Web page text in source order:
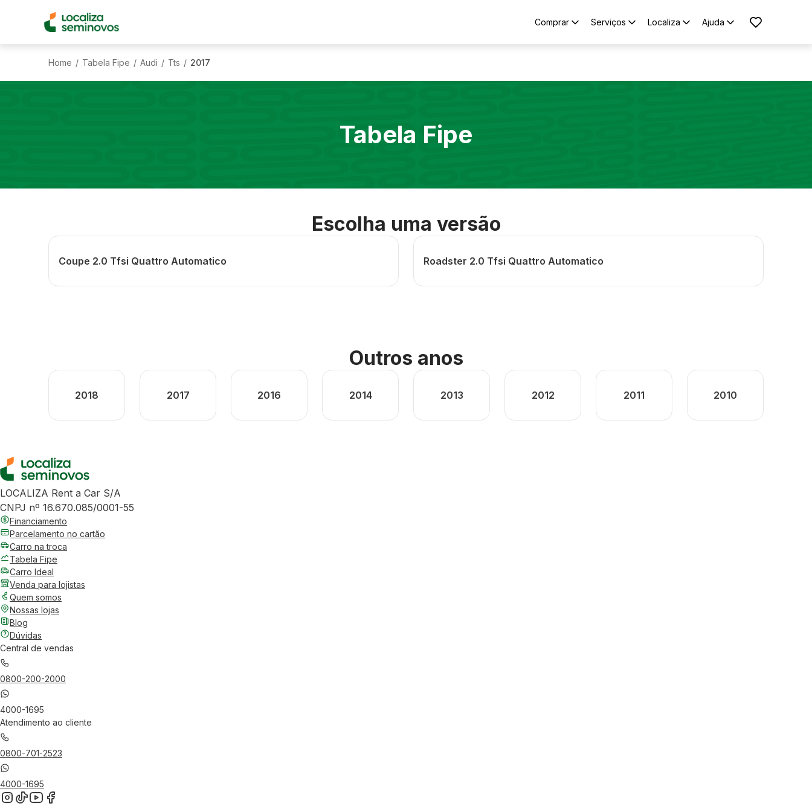
Comprar Serviços Localiza Ajuda
Home / Tabela Fipe / Audi / Tts / 2017
Tabela Fipe
Escolha uma versão
Coupe 2.0 Tfsi Quattro Automatico Roadster 2.0 Tfsi Quattro Automatico
Outros anos
2018 2017 2016 2014 2013 2012 2011 2010
LOCALIZA Rent a Car S/A
CNPJ nº 16.670.085/0001-55
Financiamento
Parcelamento no cartão
Carro na troca
Tabela Fipe
Carro Ideal
Venda para lojistas
Quem somos
Nossas lojas
Blog
Dúvidas
Central de vendas
0800-200-2000
4000-1695
Atendimento ao cliente
0800-701-2523
4000-1695